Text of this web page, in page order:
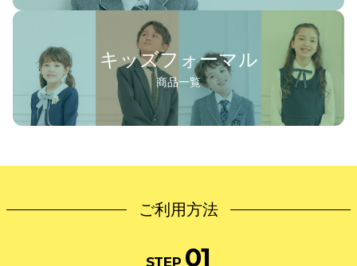
キッズフォーマル
商品一覧
ご利用方法
STEP 01